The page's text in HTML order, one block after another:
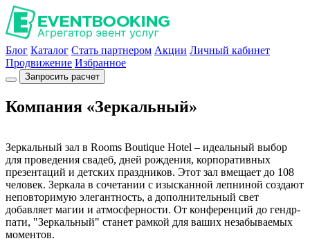
Блог Каталог Стать партнером Акции Личный кабинет
Продвижение Избранное
Запросить расчет
Компания «Зеркальный»
Зеркальный зал в Rooms Boutique Hotel – идеальный выбор
для проведения свадеб, дней рождения, корпоративных
презентаций и детских праздников. Этот зал вмещает до 108
человек. Зеркала в сочетании с изысканной лепниной создают
неповторимую элегантность, а дополнительный свет
добавляет магии и атмосферности. От конференций до гендр-
пати, "Зеркальный" станет рамкой для ваших незабываемых
моментов.